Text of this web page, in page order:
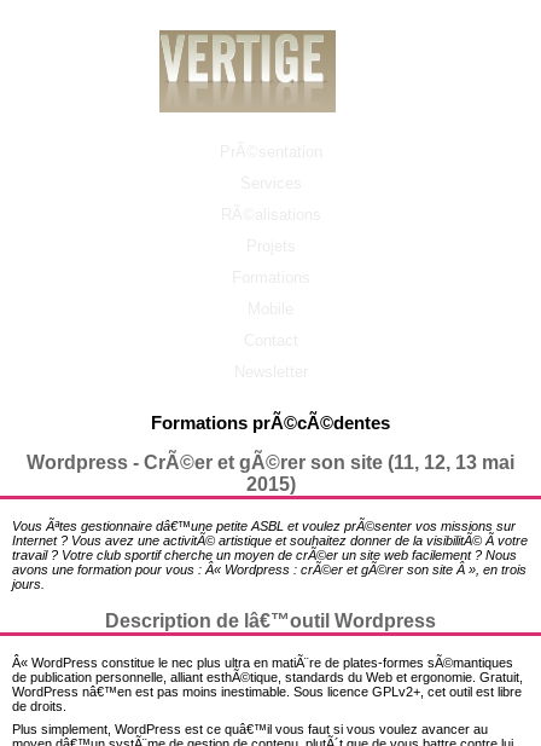
Formations prÃ©cÃ©dentes
Wordpress - CrÃ©er et gÃ©rer son site (11, 12, 13 mai
2015)
Vous Ãªtes gestionnaire dâ€™une petite ASBL et voulez prÃ©senter vos missions sur
Internet ? Vous avez une activitÃ© artistique et souhaitez donner de la visibilitÃ© Ã votre
travail ? Votre club sportif cherche un moyen de crÃ©er un site web facilement ? Nous
avons une formation pour vous : Â« Wordpress : crÃ©er et gÃ©rer son site Â », en trois
jours.
Description de lâ€™outil Wordpress
Â« WordPress constitue le nec plus ultra en matiÃ¨re de plates-formes sÃ©mantiques
de publication personnelle, alliant esthÃ©tique, standards du Web et ergonomie. Gratuit,
WordPress nâ€™en est pas moins inestimable. Sous licence GPLv2+, cet outil est libre
de droits.
Plus simplement, WordPress est ce quâ€™il vous faut si vous voulez avancer au